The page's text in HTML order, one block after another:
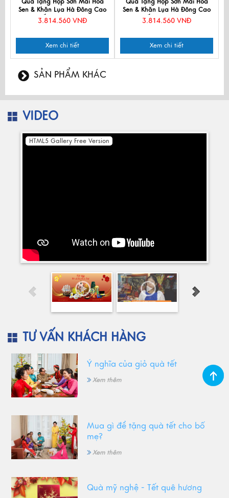
Quà Tặng Hộp Sơn Mài Hoa
Sen & Khăn Lụa Hà Đông Cao
Cấp CBKLNL89-2
3.814.560 VNĐ
Xem chi tiết
Quà Tặng Hộp Sơn Mài Hoa
Sen & Khăn Lụa Hà Đông Cao
Cấp CBKLNL89-1
3.814.560 VNĐ
Xem chi tiết
SẢN PHẨM KHÁC
VIDEO
HTML5 Gallery Free Version
TƯ VẤN KHÁCH HÀNG
Ý nghĩa của giỏ quà tết
Xem thêm
Mua gì để tặng quà tết cho bố
mẹ?
Xem thêm
Quà mỹ nghệ - Tết quê hương